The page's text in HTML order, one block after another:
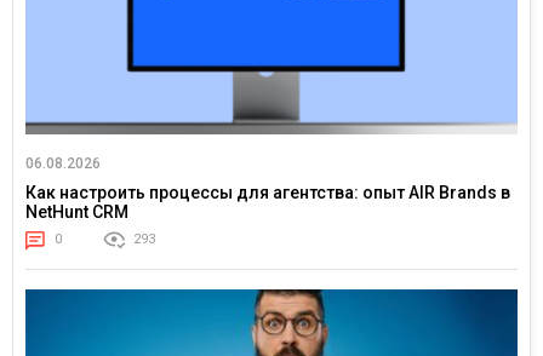
06.08.2026
Как настроить процессы для агентства: опыт AIR Brands в
NetHunt CRM
0 293